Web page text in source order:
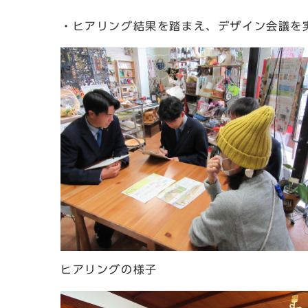
・ヒアリング結果を踏まえ、デザイン会議を
ヒアリングの様子